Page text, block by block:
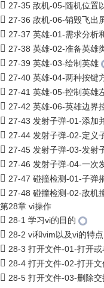
27-35 敌机-05-随机位置
27-36 敌机-06-销毁飞出
27-37 英雄-01-需求分析
27-38 英雄-02-准备英雄
27-39 英雄-03-绘制英雄
27-40 英雄-04-两种按键
27-41 英雄-05-控制英雄
27-42 英雄-06-英雄边界
27-43 发射子弹-01-添加
27-44 发射子弹-02-定义
27-45 发射子弹-03-发射
27-46 发射子弹-04-一次
27-47 碰撞检测-01-子弹
27-48 碰撞检测-02-敌机
第28章 vi操作
28-1 学习vi的目的
28-2 vi和vim以及vi的特点
28-3 打开文件-01-打开
28-4 打开文件-02-打开
28-5 打开文件-03-删除交